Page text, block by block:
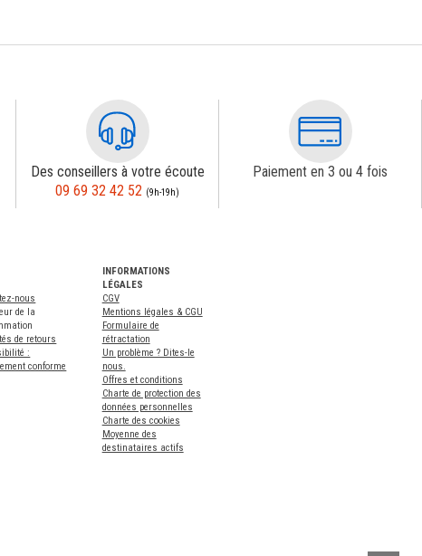
Des conseillers à votre écoute
09 69 32 42 52 (9h-19h)
Paiement en 3 ou 4 fois
nous
de la
de retours
:
conforme
INFORMATIONS
LÉGALES
CGV
Mentions légales & CGU
Formulaire de
rétractation
Un problème ? Dites-le
nous.
Offres et conditions
Charte de protection des
données personnelles
Charte des cookies
Moyenne des
destinataires actifs